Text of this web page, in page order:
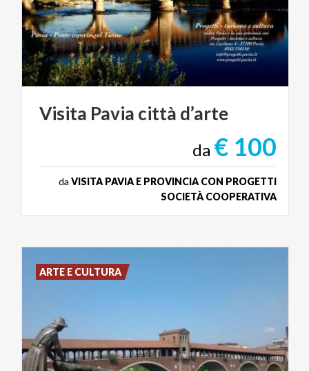
Visita Pavia città d’arte
da € 100
da VISITA PAVIA E PROVINCIA CON PROGETTI
SOCIETÀ COOPERATIVA
ARTE E CULTURA